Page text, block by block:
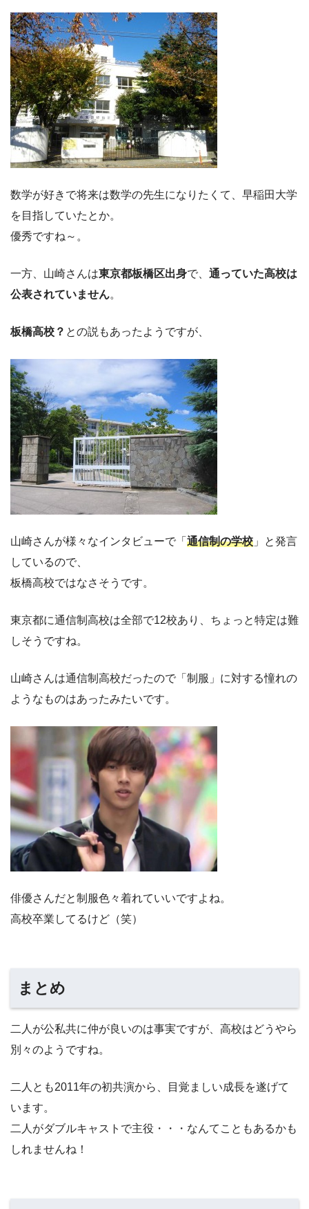
数学が好きで将来は数学の先生になりたくて、早稲田大学
を目指していたとか。
優秀ですね～。
一方、山崎さんは東京都板橋区出身で、 通っていた高校は
公表されていません。
板橋高校？ との説もあったようですが、
山崎さんが様々なインタビューで「 通信制の学校 」と発言
しているので、
板橋高校ではなさそうです。
東京都に通信制高校は全部で12校あり、ちょっと特定は難
しそうですね。
山崎さんは通信制高校だったので「制服」に対する憧れの
ようなものはあったみたいです。
俳優さんだと制服色々着れていいですよね。
高校卒業してるけど（笑）
まとめ
二人が公私共に仲が良いのは事実ですが、高校はどうやら
別々のようですね。
二人とも2011年の初共演から、目覚ましい成長を遂げて
います。
二人がダブルキャストで主役・・・なんてこともあるかも
しれませんね！